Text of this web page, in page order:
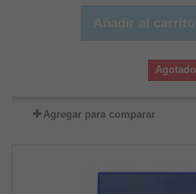
Agotado
Agregar para comparar